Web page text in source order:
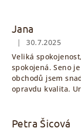
Jana
Hodnocení
|
30.7.2025
Veliká
spokojená. Seno
obchodů jsem
opravdu kvalita.
Petra Šicová